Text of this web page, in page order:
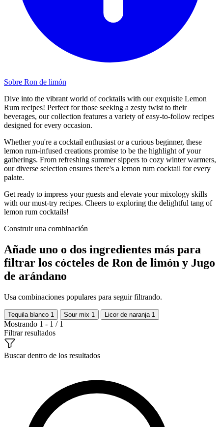
Sobre Ron de limón
Dive into the vibrant world of cocktails with our exquisite Lemon
Rum recipes! Perfect for those seeking a zesty twist to their
beverages, our collection features a variety of easy-to-follow recipes
designed for every occasion.
Whether you're a cocktail enthusiast or a curious beginner, these
lemon rum-infused creations promise to be the highlight of your
gatherings. From refreshing summer sippers to cozy winter warmers,
our diverse selection ensures there's a lemon rum cocktail for every
palate.
Get ready to impress your guests and elevate your mixology skills
with our must-try recipes. Cheers to exploring the delightful tang of
lemon rum cocktails!
Construir una combinación
Añade uno o dos ingredientes más para
filtrar los cócteles de Ron de limón y Jugo
de arándano
Usa combinaciones populares para seguir filtrando.
Tequila blanco 1 Sour mix 1 Licor de naranja 1
Mostrando 1 - 1 / 1
Filtrar resultados
Buscar dentro de los resultados